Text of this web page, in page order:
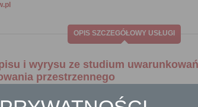
OPIS SZCZEGÓŁOWY USŁUGI
i wyrysu ze studium
przestrzennego